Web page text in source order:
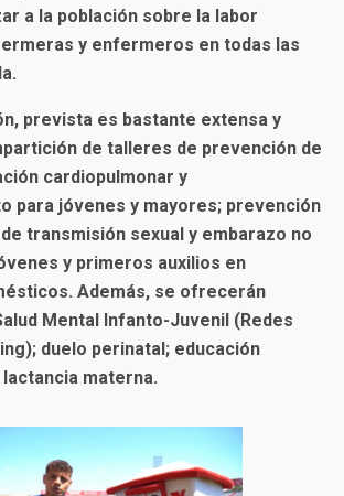
a la población sobre la labor
y enfermeros en todas las
prevista es bastante extensa y
de talleres de prevención de
cardiopulmonar y
para jóvenes y mayores; prevención
transmisión sexual y embarazo no
y primeros auxilios en
Además, se ofrecerán
Mental Infanto-Juvenil (Redes
duelo perinatal; educación
materna.